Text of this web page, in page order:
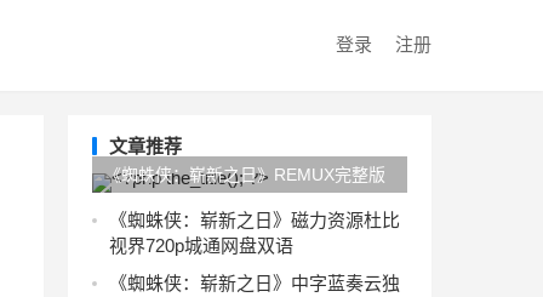
登录 注册
文章推荐
《蜘蛛侠：崭新之日》REMUX完整版
旋风下载在线观看4KUC网盘
《蜘蛛侠：崭新之日》磁力资源杜比
视界720p城通网盘双语
《蜘蛛侠：崭新之日》中字蓝奏云独